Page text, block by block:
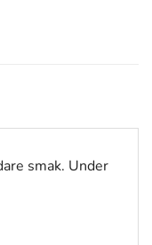
smak. Under